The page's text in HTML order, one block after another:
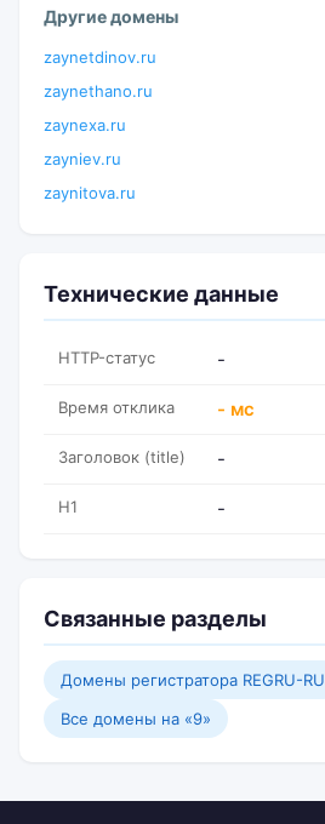
Другие домены
zaynetdinov.ru
zaynethano.ru
zaynexa.ru
zayniev.ru
zaynitova.ru
Технические данные
HTTP-статус -
Время отклика - мс
Заголовок (title) -
H1 -
Связанные разделы
Домены регистратора REGRU-RU
Все домены на «9»